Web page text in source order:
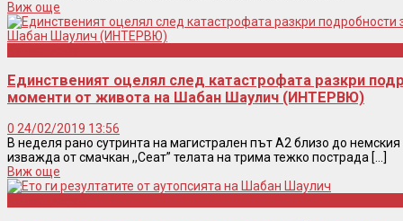
Виж още
Единственият оцелял след катастрофата разкри
моменти от живота на Шабан Шаулич (ИНТЕРВЮ)
0 24/02/2019 13:56
В неделя рано сутринта на магистрален път А2 близо до
изважда от смачкан ,,Сеат” телата на трима тежко пострада [...]
Виж още